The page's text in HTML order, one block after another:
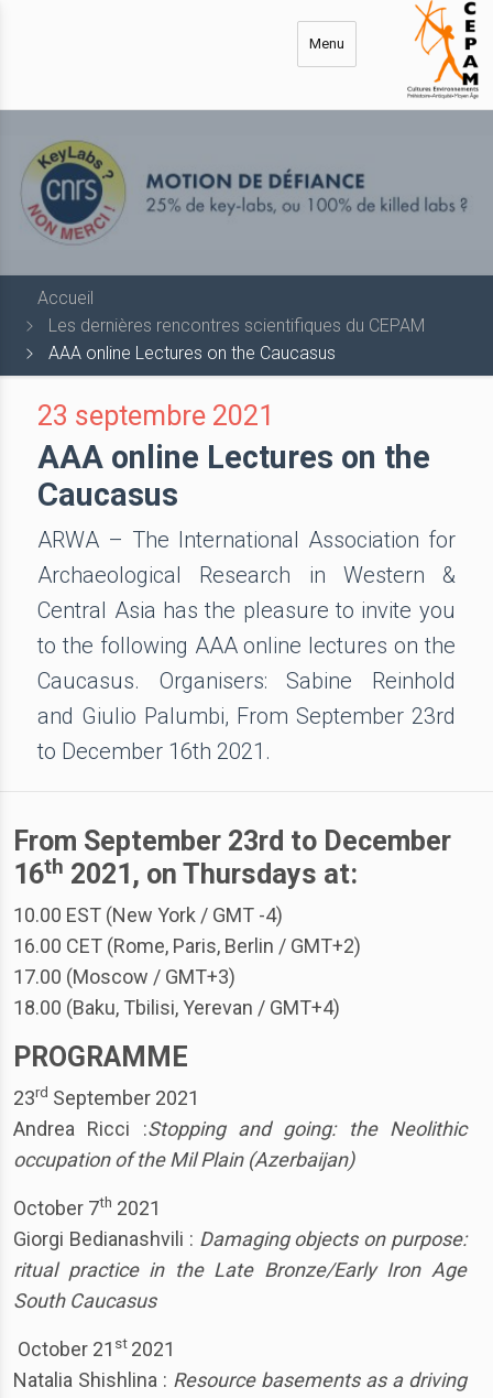
Menu
Accueil
Les dernières rencontres scientifiques du CEPAM
AAA online Lectures on the Caucasus
23 septembre 2021
AAA online Lectures on the
Caucasus
ARWA – The International Association for
Archaeological Research in Western &
Central Asia has the pleasure to invite you
to the following AAA online lectures on the
Caucasus. Organisers: Sabine Reinhold
and Giulio Palumbi, From September 23rd
to December 16th 2021.
From September 23rd to December
16th 2021, on Thursdays at:
10.00 EST (New York / GMT -4)
16.00 CET (Rome, Paris, Berlin / GMT+2)
17.00 (Moscow / GMT+3)
18.00 (Baku, Tbilisi, Yerevan / GMT+4)
PROGRAMME
23rd September 2021
Andrea Ricci :Stopping and going: the Neolithic
occupation of the Mil Plain (Azerbaijan)
October 7th 2021
Giorgi Bedianashvili : Damaging objects on purpose:
ritual practice in the Late Bronze/Early Iron Age
South Caucasus
October 21 st 2021
Natalia Shishlina : Resource basements as a driving